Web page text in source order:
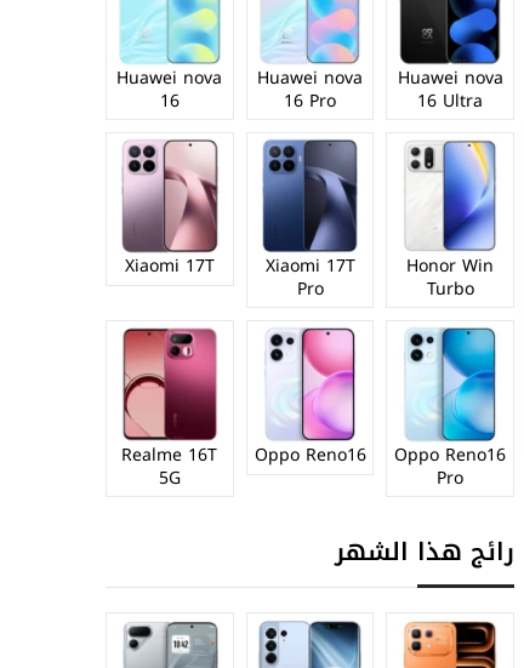
Huawei nova
16 Ultra
Huawei nova
16 Pro
Huawei nova
16
Honor Win
Turbo
Xiaomi 17T
Pro
Xiaomi 17T
Oppo Reno16
Pro
Oppo Reno16
Realme 16T
5G
رائج هذا الشهر